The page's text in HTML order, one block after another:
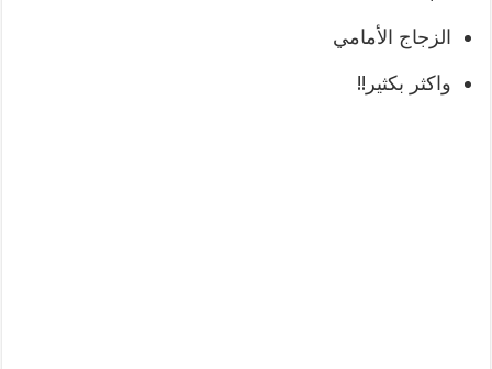
الزجاج الأمامي
واكثر بكثير!!